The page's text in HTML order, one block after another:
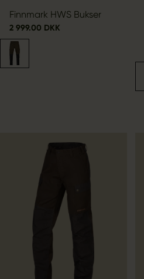
Finnmark HWS Bukser
2 999.00 DKK